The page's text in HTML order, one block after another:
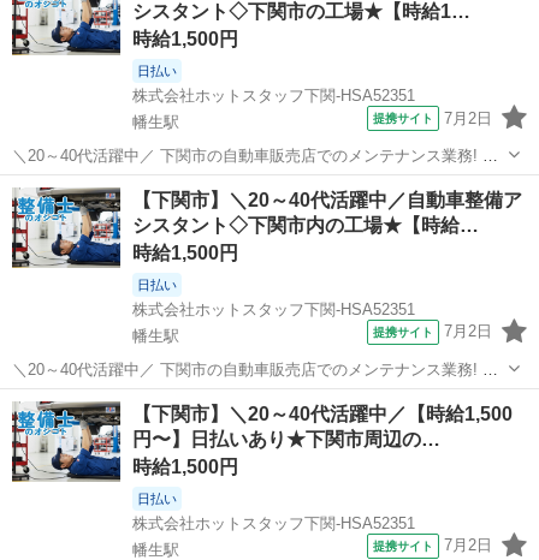
あなたの資格と経験を活...シスタント◇下関市の工場★【時給1…
時給1,500円
日払い
株式会社ホットスタッフ下関-HSA52351
幡生駅
提携サイト 7月2日
＼20～40代活躍中／ 下関市の自動車販売店でのメンテナンス業務! 自
動車整備士の資格を活かして 高時給1500円でしっかり稼げる! 火水休
みで私生活も大切にできるお仕事です◎ ★ココが魅力♪ 充実のメリッ
ト&環境★ まず...
山口 下関市 幡生駅
【下関市】＼20～40代活躍中／自動車整備ア
シスタント◇下関市内の工場★【時給…
時給1,500円
日払い
株式会社ホットスタッフ下関-HSA52351
幡生駅
提携サイト 7月2日
＼20～40代活躍中／ 下関市の自動車販売店でのメンテナンス業務! 自
動車整備士の資格を活かして 高時給1500円でしっかり稼げる! 火水休
みで私生活も大切にできるお仕事です◎ 【ココが魅力♪ 充実のメリッ
ト&環境】 まず...
山口 下関市 幡生駅
【下関市】＼20～40代活躍中／【時給1,500
円〜】日払いあり★下関市周辺の…
時給1,500円
日払い
株式会社ホットスタッフ下関-HSA52351
幡生駅
提携サイト 7月2日